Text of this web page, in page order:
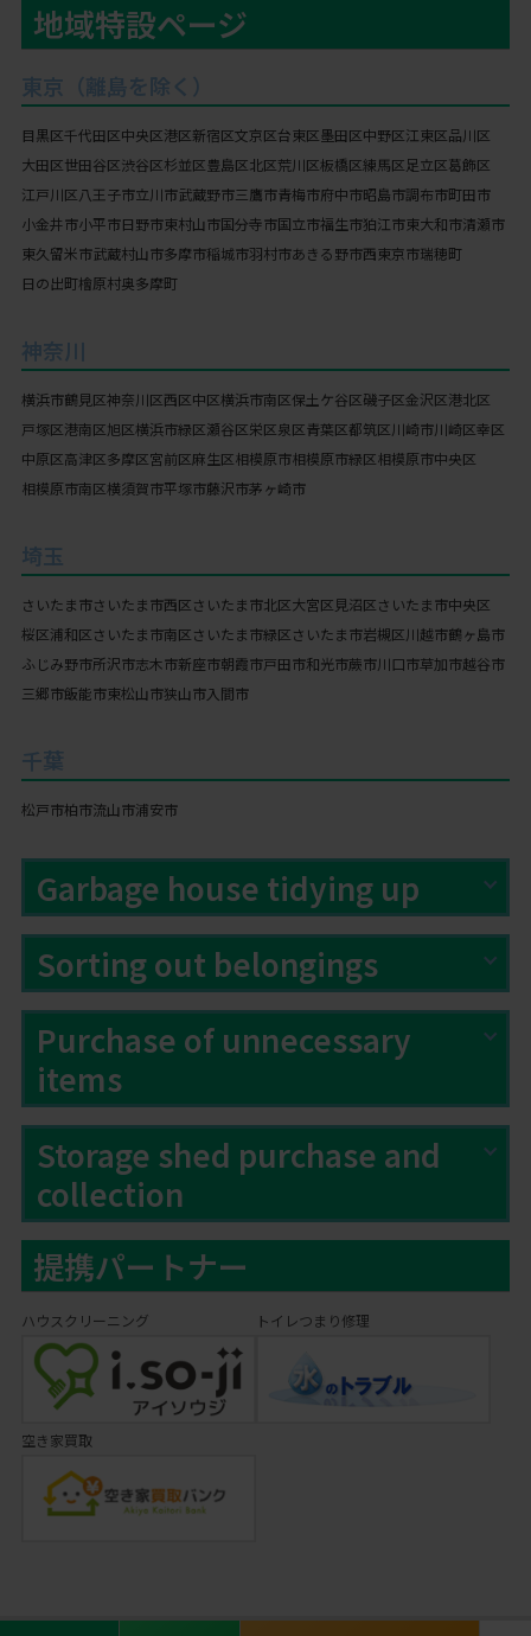
地域特設ページ
東京（離島を除く）
目黒区千代田区中央区港区新宿区文京区台東区墨田区中野区江東区品川区
大田区世田谷区渋谷区杉並区豊島区北区荒川区板橋区練馬区足立区葛飾区
江戸川区八王子市立川市武蔵野市三鷹市青梅市府中市昭島市調布市町田市
小金井市小平市日野市東村山市国分寺市国立市福生市狛江市東大和市清瀬市
東久留米市武蔵村山市多摩市稲城市羽村市あきる野市西東京市瑞穂町
日の出町檜原村奥多摩町
神奈川
横浜市鶴見区神奈川区西区中区横浜市南区保土ケ谷区磯子区金沢区港北区
戸塚区港南区旭区横浜市緑区瀬谷区栄区泉区青葉区都筑区川崎市川崎区幸区
中原区高津区多摩区宮前区麻生区相模原市相模原市緑区相模原市中央区
相模原市南区横須賀市平塚市藤沢市茅ヶ崎市
埼玉
さいたま市さいたま市西区さいたま市北区大宮区見沼区さいたま市中央区
桜区浦和区さいたま市南区さいたま市緑区さいたま市岩槻区川越市鶴ヶ島市
ふじみ野市所沢市志木市新座市朝霞市戸田市和光市蕨市川口市草加市越谷市
三郷市飯能市東松山市狭山市入間市
千葉
松戸市柏市流山市浦安市
Garbage house tidying up
Sorting out belongings
Purchase of unnecessary
items
Storage shed purchase and
collection
提携パートナー
ハウスクリーニング トイレつまり修理
空き家買取